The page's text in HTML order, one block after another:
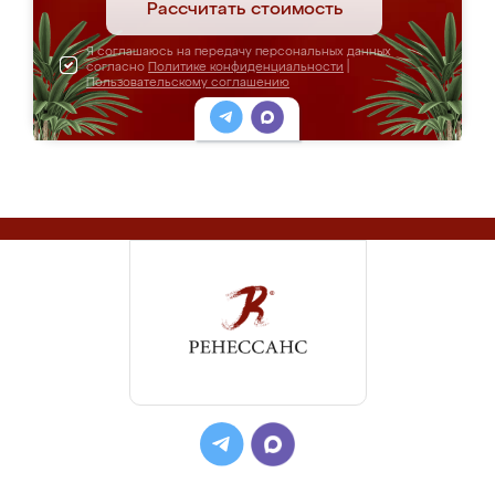
Рассчитать стоимость
Я соглашаюсь на передачу персональных данных
согласно Политике конфиденциальности
Пользовательскому соглашению